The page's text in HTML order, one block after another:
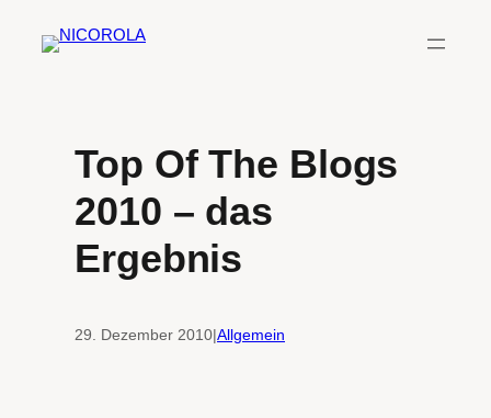
Inhalt
Top Of The Blogs
2010 – das
Ergebnis
29. Dezember 2010|Allgemein